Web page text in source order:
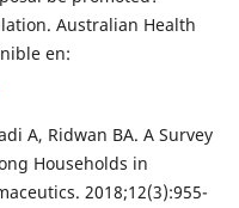
Australian Health
en:
A, Ridwan BA. A Survey
Households in
2018;12(3):955-